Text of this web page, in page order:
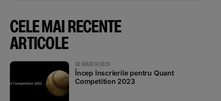
Podcast
The MacRO Zone
Pentru antreprenori
CELE MAI RECENTE
ARTICOLE
30 MARCH 2023
Încep înscrierile pentru Quant
Competition 2023